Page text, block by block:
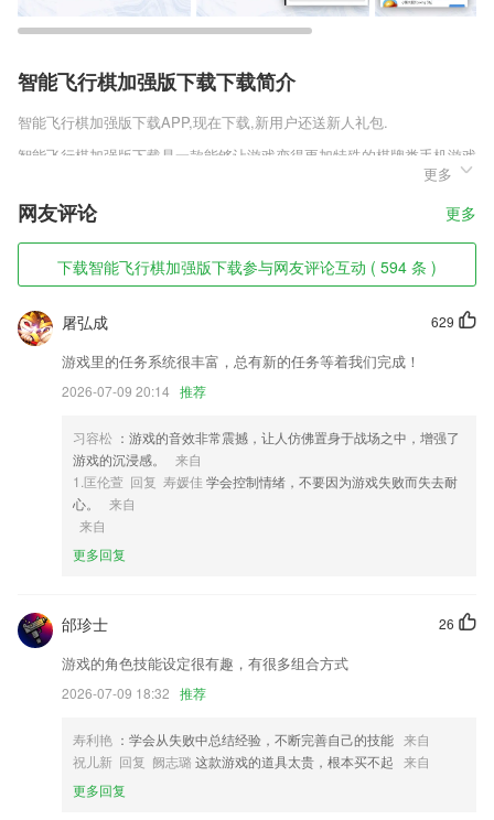
智能飞行棋加强版下载下载简介
智能飞行棋加强版下载APP,现在下载,新用户还送新人礼包.
智能飞行棋加强版下载是一款能够让游戏变得更加特殊的棋牌类手机游戏
娱乐中心，所有的玩法都会为你带来截然不同的挑战，你可以通过一系列
的对决来感受棋牌特有的魅力。所有的道具都是独一无二的，这些道具能
够为你带来全新的收益，同时也能让游戏更加的有趣。
智能飞行棋加强版下载软件特色
1,各种平台信息可以第一时间为你推荐给你处理分享，合理的解决所有的
事务麻烦及时控制;
2,热门直播7*24小时回看不停
3,名师轻松解读重点、难点，让学习更有乐趣；
5,业务表单：用数据重新定义协作；
6,你有什么比较关注的东西可以直接收藏起来，这样就不用担心会错过
了，随时可以看；
智能飞行棋加强版下载软件优势
2.在这里学习编程是很有趣的，大家每天的学习情况也都有记录。
3.可以将需要参加培训的课程进行预约，线上参加报名更加方便；
4.题目记录非常的清楚，迅速获取学习的记录；
5.我们设计了近千个益智趣味小游戏，巧妙的跟识字结合，让孩子从小接
受逻辑思维的锻炼
6.：遇到生字、错别字、易错字可以一键收藏学习，巩固汉字的掌握程
更多
网友评论 更多
下载智能飞行棋加强版下载参与网友评论互动 ( 594 条 )
629
屠弘成
游戏里的任务系统很丰富，总有新的任务等着我们完成！
2026-07-09 20:14 推荐
习容松 ：游戏的音效非常震撼，让人仿佛置身于战场之中，增强了
游戏的沉浸感。
来自
1.匡伦萱 回复 寿媛佳 学会控制情绪，不要因为游戏失败而失去耐
心。
来自
来自
更多回复
26
邰珍士
游戏的角色技能设定很有趣，有很多组合方式
2026-07-09 18:32 推荐
寿利艳 ：学会从失败中总结经验，不断完善自己的技能 来自
祝儿新 回复 阙志璐 这款游戏的道具太贵，根本买不起 来自
更多回复